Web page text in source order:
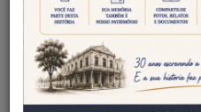
DIABETES
ANTES